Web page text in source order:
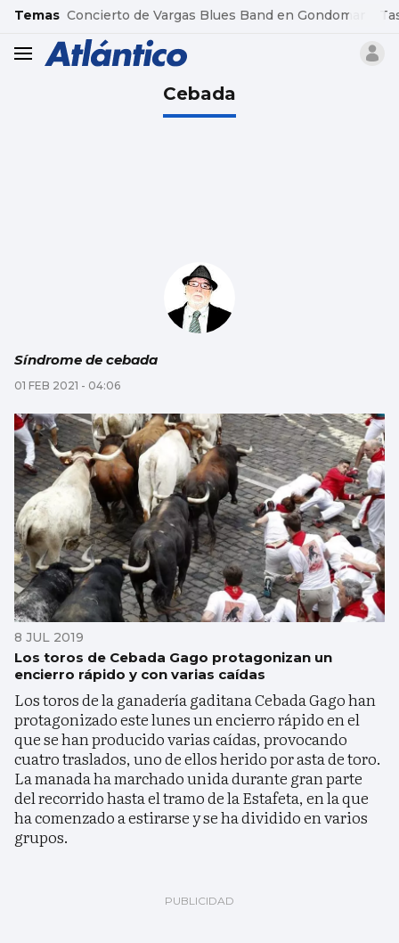
common.go-to-content
Temas Concierto de Vargas Blues Band en Gondomar
header.menu.open
Cebada
Síndrome de cebada
01 FEB 2021 - 04:06
8 JUL 2019
Los toros de Cebada Gago protagonizan un
encierro rápido y con varias caídas
Los toros de la ganadería gaditana Cebada Gago han
protagonizado este lunes un encierro rápido en el
que se han producido varias caídas, provocando
cuatro traslados, uno de ellos herido por asta de toro.
La manada ha marchado unida durante gran parte
del recorrido hasta el tramo de la Estafeta, en la que
ha comenzado a estirarse y se ha dividido en varios
grupos.